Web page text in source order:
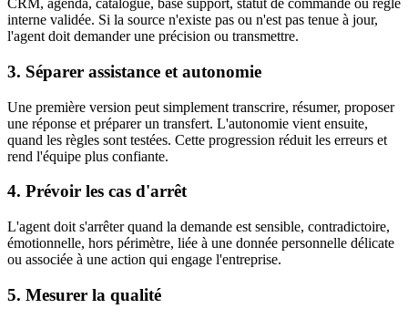
CRM, agenda, catalogue, base support, statut de commande ou règle
interne validée. Si la source n'existe pas ou n'est pas tenue à jour,
l'agent doit demander une précision ou transmettre.
3. Séparer assistance et autonomie
Une première version peut simplement transcrire, résumer, proposer
une réponse et préparer un transfert. L'autonomie vient ensuite,
quand les règles sont testées. Cette progression réduit les erreurs et
rend l'équipe plus confiante.
4. Prévoir les cas d'arrêt
L'agent doit s'arrêter quand la demande est sensible, contradictoire,
émotionnelle, hors périmètre, liée à une donnée personnelle délicate
ou associée à une action qui engage l'entreprise.
5. Mesurer la qualité